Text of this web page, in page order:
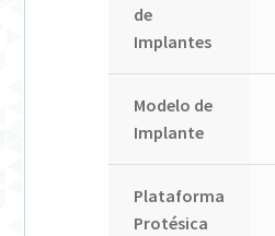
de
Implantes
Modelo de
Implante
Plataforma
Protésica